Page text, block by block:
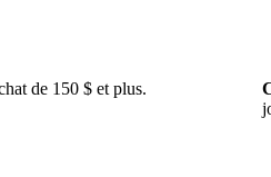
de 150 $ et plus.